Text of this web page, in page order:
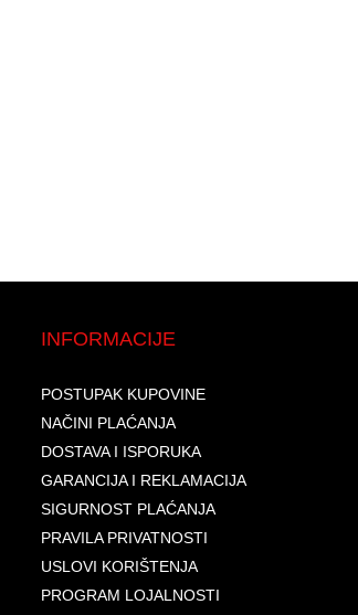
INFORMACIJE
POSTUPAK KUPOVINE
NAČINI PLAĆANJA
DOSTAVA I ISPORUKA
GARANCIJA I REKLAMACIJA
SIGURNOST PLAĆANJA
PRAVILA PRIVATNOSTI
USLOVI KORIŠTENJA
PROGRAM LOJALNOSTI